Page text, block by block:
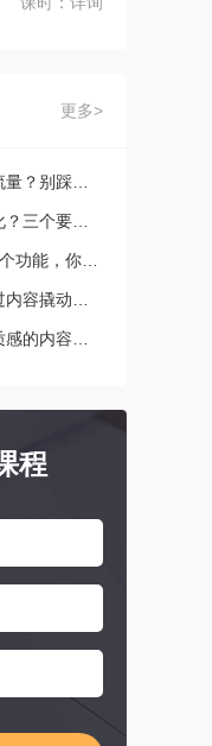
更多>
5个违规坑！
你分析思路！
都设置了吗？
这三点要知道！
学的三个技巧
程